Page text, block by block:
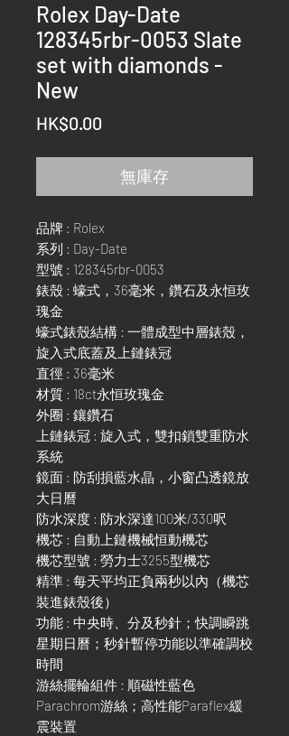
Rolex Day-Date
128345rbr-0053 Slate
set with diamonds -
New
HK$0.00
無庫存
品牌 : Rolex
系列 : Day-Date
型號 : 128345rbr-0053
錶殼 : 蠔式，36毫米，鑽石及永恒玫
瑰金
蠔式錶殼結構 : 一體成型中層錶殼，
旋入式底蓋及上鏈錶冠
直徑 : 36毫米
材質 : 18ct永恒玫瑰金
外圈 : 鑲鑽石
上鏈錶冠 : 旋入式，雙扣鎖雙重防水
系統
鏡面 : 防刮損藍水晶，小窗凸透鏡放
大日曆
防水深度 : 防水深達100米/330呎
機芯 : 自動上鏈機械恒動機芯
機芯型號 : 勞力士3255型機芯
精準 : 每天平均正負兩秒以內（機芯
裝進錶殼後）
功能 : 中央時、分及秒針；快調瞬跳
星期日曆；秒針暫停功能以準確調校
時間
游絲擺輪組件 : 順磁性藍色
Parachrom游絲；高性能Paraflex緩
震裝置